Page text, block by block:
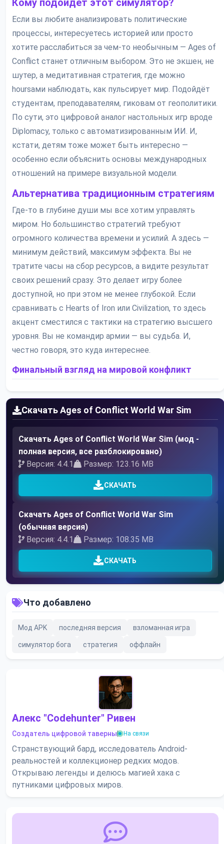
Кому подойдёт этот симулятор?
Если вы любите анализировать политические
процессы, интересуетесь историей или просто
хотите расслабиться за чем-то необычным — Ages of
Conflict станет отличным выбором. Это не экшен, не
шутер, а медитативная стратегия, где можно
hoursами наблюдать, как пульсирует мир. Подойдёт
студентам, преподавателям, гиковам от геополитики.
По сути, это цифровой аналог настольных игр вроде
Diplomacy, только с автоматизированным ИИ. И,
кстати, детям тоже может быть интересно —
особенно если объяснить основы международных
отношений на примере визуальной модели.
Альтернатива традиционным стратегиям
Где-то в глубине души мы все хотим управлять
миром. Но большинство стратегий требуют
огромного количества времени и усилий. А здесь —
минимум действий, максимум эффекта. Вы не
тратите часы на сбор ресурсов, а видите результат
своих решений сразу. Это делает игру более
доступной, но при этом не менее глубокой. Если
сравнивать с Hearts of Iron или Civilization, то здесь
акцент сместился с тактики на стратегию высшего
уровня. Вы не командир армии — вы судьба. И,
честно говоря, это куда интереснее.
Финальный взгляд на мировой конфликт
Скачать Ages of Conflict World War Sim
Скачать Ages of Conflict World War Sim (мод -
полная версия, все разблокировано)
Версия: 4.4.1
Размер: 123.16 MB
СКАЧАТЬ
Скачать Ages of Conflict World War Sim
(обычная версия)
Версия: 4.4.1
Размер: 108.35 MB
СКАЧАТЬ
Что добавлено
Мод APK последняя версия взломанная игра
симулятор бога стратегия оффлайн
Алекс "Codehunter" Ривен
Создатель цифровой таверны| На связи
Странствующий бард, исследователь Android-
реальностей и коллекционер редких модов.
Открываю легенды и делюсь магией хака с
путниками цифровых миров.